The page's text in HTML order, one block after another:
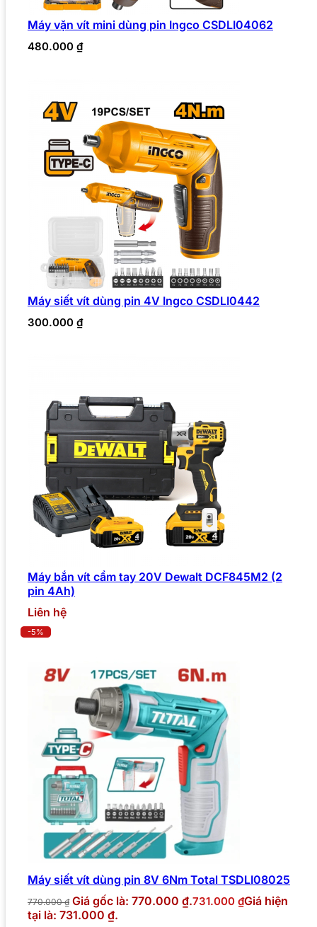
Máy vặn vít mini dùng pin Ingco CSDLI04062
480.000 ₫
Máy siết vít dùng pin 4V Ingco CSDLI0442
300.000 ₫
Máy bắn vít cầm tay 20V Dewalt DCF845M2 (2
pin 4Ah)
Liên hệ
-5%
Máy siết vít dùng pin 8V 6Nm Total TSDLI08025
770.000₫ Giá gốc là: 770.000 ₫.731.000 ₫Giá hiện
tại là: 731.000 ₫.